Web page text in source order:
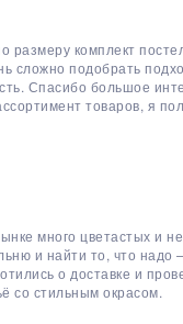
комплект
сложно подобрать
Спасибо большое
товаров, я
много цветастых и
и найти то, что
о доставке и
со стильным окрасом.